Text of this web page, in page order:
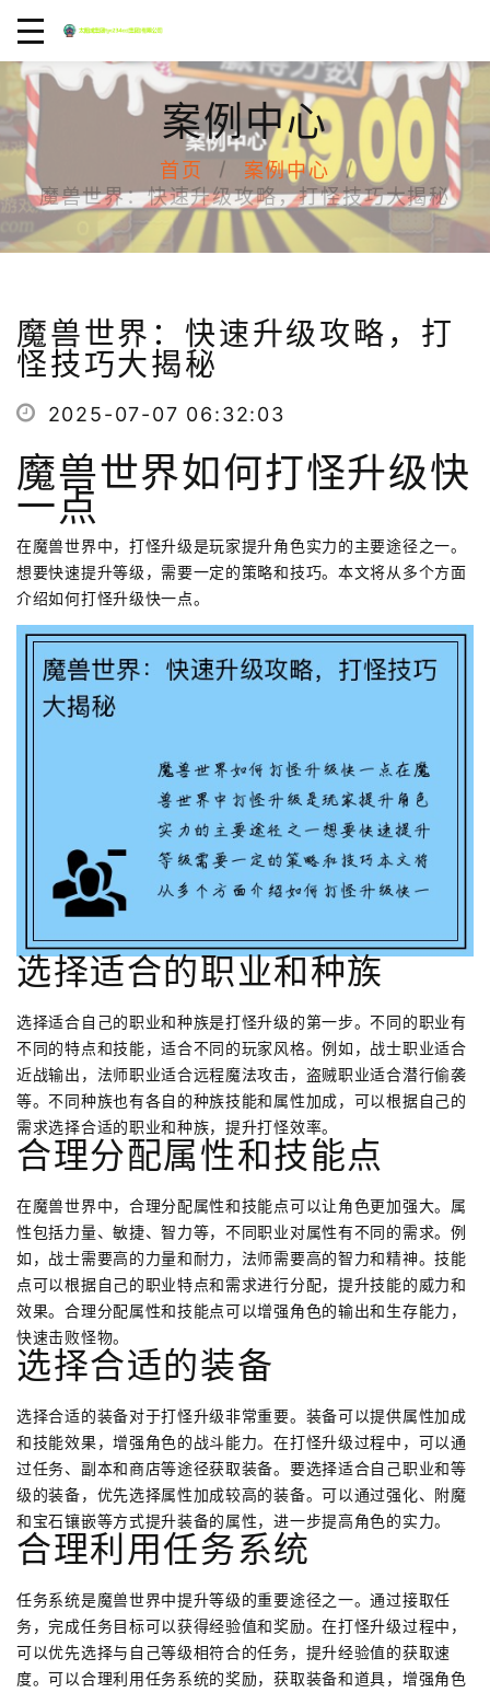
案例中心
首页
案例中心
魔兽世界：快速升级攻略，打怪技巧大揭秘
魔兽世界：快速升级攻略，打
怪技巧大揭秘
2025-07-07 06:32:03
魔兽世界如何打怪升级快
一点
在魔兽世界中，打怪升级是玩家提升角色实力的主要途径之一。
想要快速提升等级，需要一定的策略和技巧。本文将从多个方面
介绍如何打怪升级快一点。
选择适合的职业和种族
选择适合自己的职业和种族是打怪升级的第一步。不同的职业有
不同的特点和技能，适合不同的玩家风格。例如，战士职业适合
近战输出，法师职业适合远程魔法攻击，盗贼职业适合潜行偷袭
等。不同种族也有各自的种族技能和属性加成，可以根据自己的
需求选择合适的职业和种族，提升打怪效率。
合理分配属性和技能点
在魔兽世界中，合理分配属性和技能点可以让角色更加强大。属
性包括力量、敏捷、智力等，不同职业对属性有不同的需求。例
如，战士需要高的力量和耐力，法师需要高的智力和精神。技能
点可以根据自己的职业特点和需求进行分配，提升技能的威力和
效果。合理分配属性和技能点可以增强角色的输出和生存能力，
快速击败怪物。
选择合适的装备
选择合适的装备对于打怪升级非常重要。装备可以提供属性加成
和技能效果，增强角色的战斗能力。在打怪升级过程中，可以通
过任务、副本和商店等途径获取装备。要选择适合自己职业和等
级的装备，优先选择属性加成较高的装备。可以通过强化、附魔
和宝石镶嵌等方式提升装备的属性，进一步提高角色的实力。
合理利用任务系统
任务系统是魔兽世界中提升等级的重要途径之一。通过接取任
务，完成任务目标可以获得经验值和奖励。在打怪升级过程中，
可以优先选择与自己等级相符合的任务，提升经验值的获取速
度。可以合理利用任务系统的奖励，获取装备和道具，增强角色